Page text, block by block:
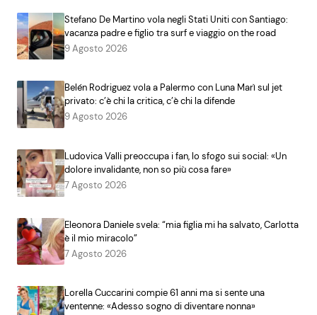
Stefano De Martino vola negli Stati Uniti con Santiago:
vacanza padre e figlio tra surf e viaggio on the road
9 Agosto 2026
Belén Rodriguez vola a Palermo con Luna Marì sul jet
privato: c’è chi la critica, c’è chi la difende
9 Agosto 2026
Ludovica Valli preoccupa i fan, lo sfogo sui social: «Un
dolore invalidante, non so più cosa fare»
7 Agosto 2026
Eleonora Daniele svela: “mia figlia mi ha salvato, Carlotta
è il mio miracolo”
7 Agosto 2026
Lorella Cuccarini compie 61 anni ma si sente una
ventenne: «Adesso sogno di diventare nonna»